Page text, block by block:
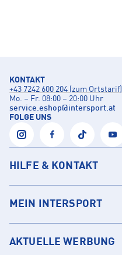
KONTAKT
+43 7242 600 204 (zum Ortstarif)
Mo. – Fr. 08:00 – 20:00 Uhr
service.eshop@intersport.at
FOLGE UNS
HILFE & KONTAKT
MEIN INTERSPORT
AKTUELLE WERBUNG